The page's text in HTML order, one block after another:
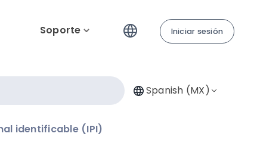
Soporte Iniciar sesión
Spanish (MX)
identificable (IPI)